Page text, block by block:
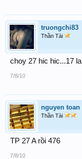
truongchi83
Thần Tài
choy 27 hic hic...17
7/8/10
nguyen toan
Thần Tài
TP 27 A rồi 476
7/8/10